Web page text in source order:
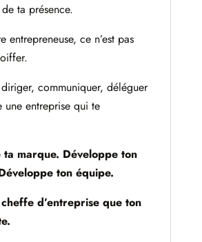
ta présence.
entrepreneuse, ce n’est pas
diriger, communiquer, déléguer
une entreprise qui te
ta marque. Développe ton
ton équipe.
d’entreprise que ton